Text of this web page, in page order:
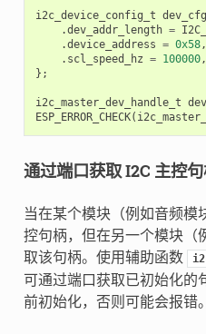
i2c_device_config_t dev_cfg
.dev_addr_length =
.device_address = 0x58,
. scl_speed_hz = 100000,
};
i2c_master_dev_handle_t
ESP_ERROR_CHECK(
通过端口获取 I2C 主控
当在某个模块（例如音频模
控句柄，但在另一个模块（
取该句柄。使用辅助函数
可通过端口获取已初始化的
前初始化，否则可能会报错。